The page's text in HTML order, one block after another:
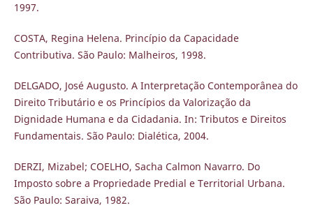
1997.
COSTA, Regina Helena. Princípio da Capacidade
Contributiva. São Paulo: Malheiros, 1998.
DELGADO, José Augusto. A Interpretação Contemporânea do
Direito Tributário e os Princípios da Valorização da
Dignidade Humana e da Cidadania. In: Tributos e Direitos
Fundamentais. São Paulo: Dialética, 2004.
DERZI, Mizabel; COELHO, Sacha Calmon Navarro. Do
Imposto sobre a Propriedade Predial e Territorial Urbana.
São Paulo: Saraiva, 1982.